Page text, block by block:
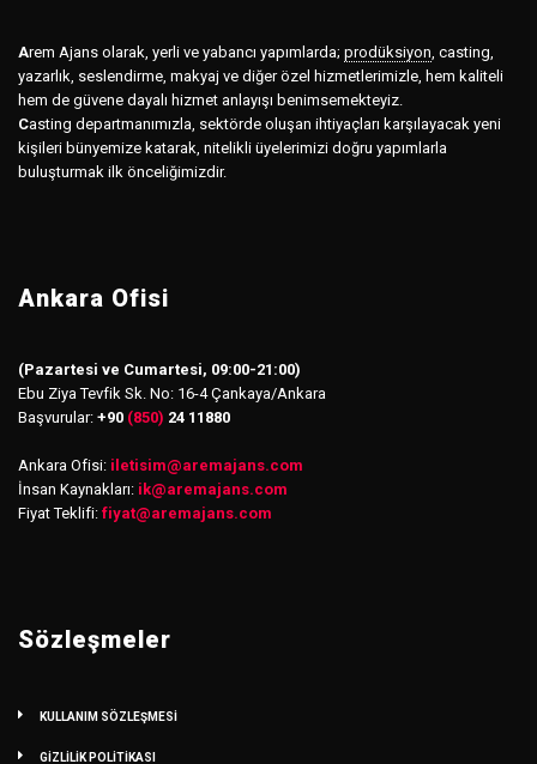
Arem Ajans olarak, yerli ve yabancı yapımlarda; prodüksiyon, casting,
yazarlık, seslendirme, makyaj ve diğer özel hizmetlerimizle, hem kaliteli
hem de güvene dayalı hizmet anlayışı benimsemekteyiz.
Casting departmanımızla, sektörde oluşan ihtiyaçları karşılayacak yeni
kişileri bünyemize katarak, nitelikli üyelerimizi doğru yapımlarla
buluşturmak ilk önceliğimizdir.
Ankara Ofisi
(Pazartesi ve Cumartesi, 09:00-21:00)
Ebu Ziya Tevfik Sk. No: 16-4 Çankaya/Ankara
Başvurular: +90 (850) 24 11880
Ankara Ofisi: iletisim@aremajans.com
İnsan Kaynakları: ik@aremajans.com
Fiyat Teklifi: fiyat@aremajans.com
Sözleşmeler
KULLANIM SÖZLEŞMESİ
GİZLİLİK POLİTİKASI